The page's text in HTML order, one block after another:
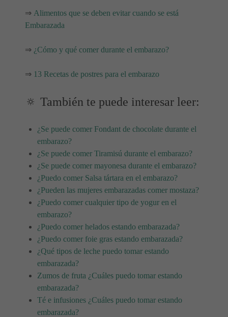
⇒ Alimentos que se deben evitar cuando se está
Embarazada
⇒ ¿Cómo y qué comer durante el embarazo?
⇒ 13 Recetas de postres para el embarazo
🔅 También te puede interesar leer:
¿Se puede comer Fondant de chocolate durante el
embarazo?
¿Se puede comer Tiramisú durante el embarazo?
¿Se puede comer mayonesa durante el embarazo?
¿Puedo comer Salsa tártara en el embarazo?
¿Pueden las mujeres embarazadas comer mostaza?
¿Puedo comer cualquier tipo de yogur en el
embarazo?
¿Puedo comer helados estando embarazada?
¿Puedo comer foie gras estando embarazada?
¿Qué tipos de leche puedo tomar estando
embarazada?
Zumos de fruta ¿Cuáles puedo tomar estando
embarazada?
Té e infusiones ¿Cuáles puedo tomar estando
embarazada?